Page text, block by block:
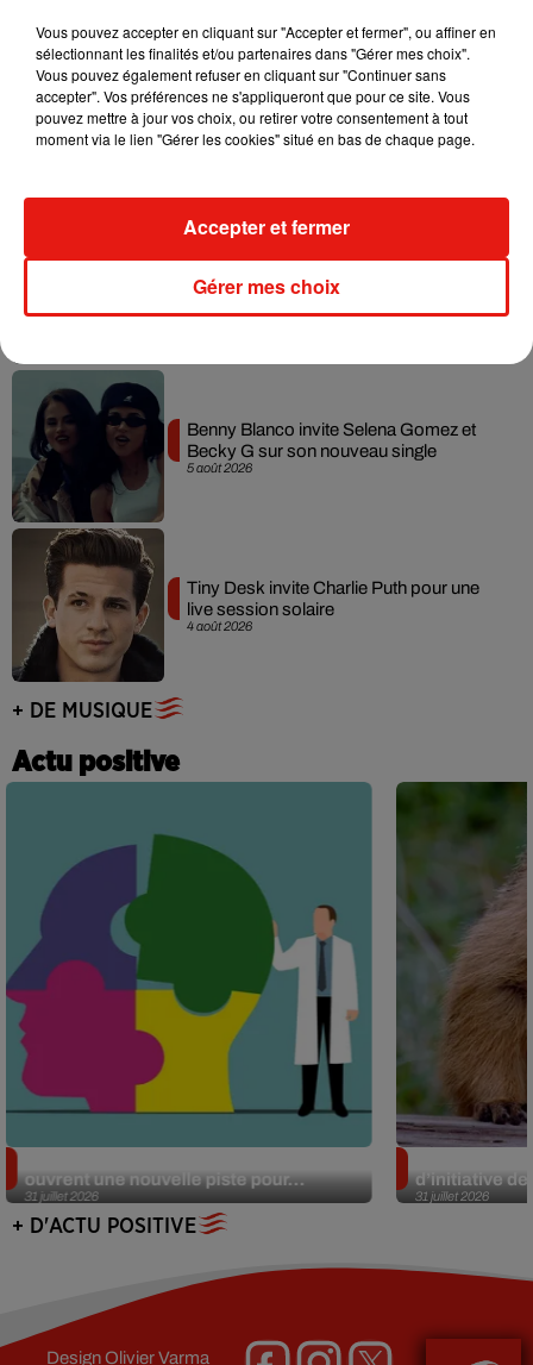
7 août 2026
Tayc et Didi B dévoilent le single le plus
dansant de l’année
collaboration tant attendue
5 août 2026
Benny Blanco invite Selena Gomez et
Becky G sur son nouveau single
4 août 2026
Tiny Desk invite Charlie Puth pour une
live session solaire
+ DE MUSIQUE
Actu positive
31 juillet 2026
ouvrent une nouvelle piste pour...
31 juillet 2026
d’initiative
+ D'ACTU POSITIVE
DesignOlivier Varma
Vous pouvez accepter en cliquant sur "Accepter et fermer", ou affiner en
sélectionnant les finalités et/ou partenaires dans "Gérer mes choix".
Vous pouvez également refuser en cliquant sur "Continuer sans
accepter". Vos préférences ne s'appliqueront que pour ce site. Vous
pouvez mettre à jour vos choix, ou retirer votre consentement à tout
moment via le lien "Gérer les cookies" situé en bas de chaque page.
Gérer mes choix
Accepter et fermer